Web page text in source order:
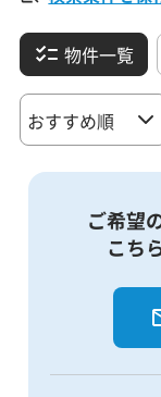
物件一覧
ご希望
こち